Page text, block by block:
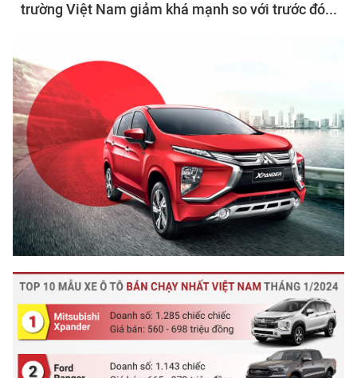
trường Việt Nam giảm khá mạnh so với trước đó...